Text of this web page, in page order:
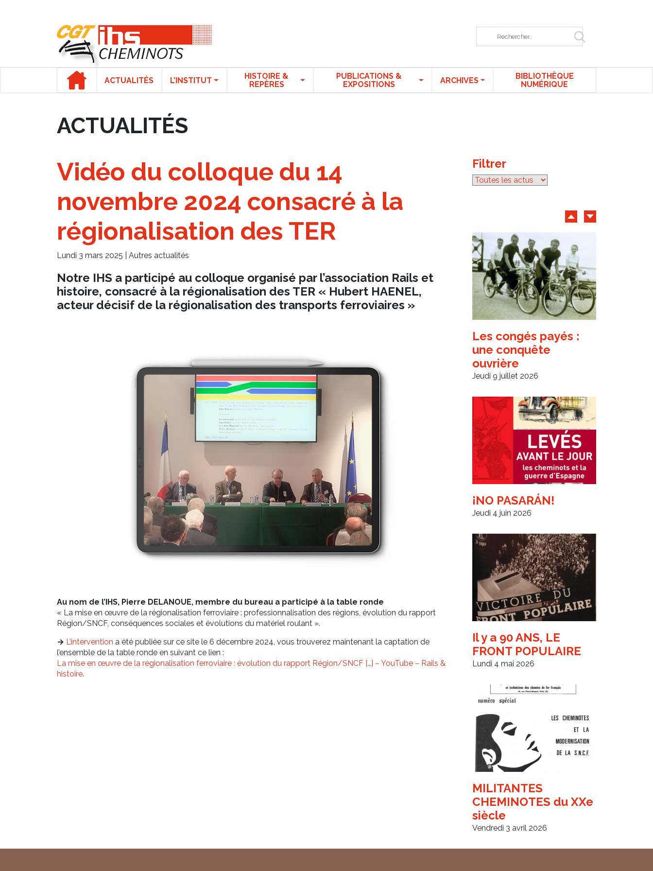
ACTUALITÉS L’INSTITUT
HISTOIRE &
REPÈRES
PUBLICATIONS &
EXPOSITIONS
ARCHIVES
BIBLIOTHÈQUE
NUMÉRIQUE
ACTUALITÉS
Vidéo du colloque du 14
novembre 2024 consacré à la
régionalisation des TER
Lundi 3 mars 2025 | Autres actualités
Notre IHS a participé au colloque organisé par l’association Rails et
histoire, consacré à la régionalisation des TER « Hubert HAENEL,
acteur décisif de la régionalisation des transports ferroviaires »
Au nom de l’IHS, Pierre DELANOUE, membre du bureau a participé à la table ronde
« La mise en œuvre de la régionalisation ferroviaire : professionnalisation des régions, évolution du rapport
Région/SNCF, conséquences sociales et évolutions du matériel roulant ».
→ L’intervention a été publiée sur ce site le 6 décembre 2024, vous trouverez maintenant la captation de
l’ensemble de la table ronde en suivant ce lien :
La mise en œuvre de la régionalisation ferroviaire : évolution du rapport Région/SNCF […] – YouTube – Rails &
histoire.
Filtrer
Archives d'articles
Les congés payés :
une conquête
ouvrière
Jeudi 9 juillet 2026
¡NO PASARÁN!
Jeudi 4 juin 2026
Il y a 90 ANS, LE
FRONT POPULAIRE
Lundi 4 mai 2026
MILITANTES
CHEMINOTES du XXe
siècle
Vendredi 3 avril 2026